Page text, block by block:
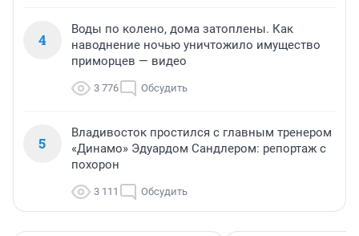
4
Воды по колено, дома затоплены. Как
наводнение ночью уничтожило имущество
приморцев — видео
3 776 Обсудить
5
Владивосток простился с главным тренером
«Динамо» Эдуардом Сандлером: репортаж с
похорон
3 111 Обсудить